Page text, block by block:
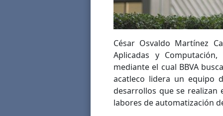
César Osvaldo Martínez
Aplicadas y
mediante el cual BBVA
acatleco lidera un equipo
desarrollos que se realizan
labores de automatización